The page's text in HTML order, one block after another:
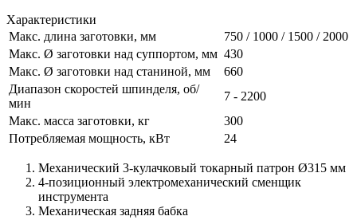
Характеристики
Макс. длина заготовки, мм
750 / 1000 / 1500 / 2000
Макс. Ø заготовки над суппортом, мм 430
Макс. Ø заготовки над станиной, мм
660
Диапазон скоростей шпинделя, об/
мин
7 - 2200
Макс. масса заготовки, кг
300
Потребляемая мощность, кВт
24
Механический 3-кулачковый токарный патрон Ø315 мм
4-позиционный электромеханический сменщик
инструмента
Механическая задняя бабка